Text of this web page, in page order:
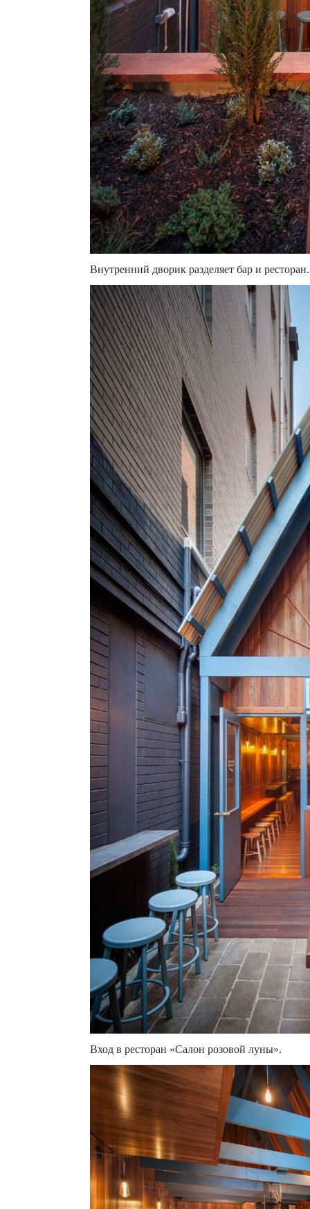
Внутренний дворик разделяет бар и ресторан.
Вход в ресторан «Салон розовой луны».